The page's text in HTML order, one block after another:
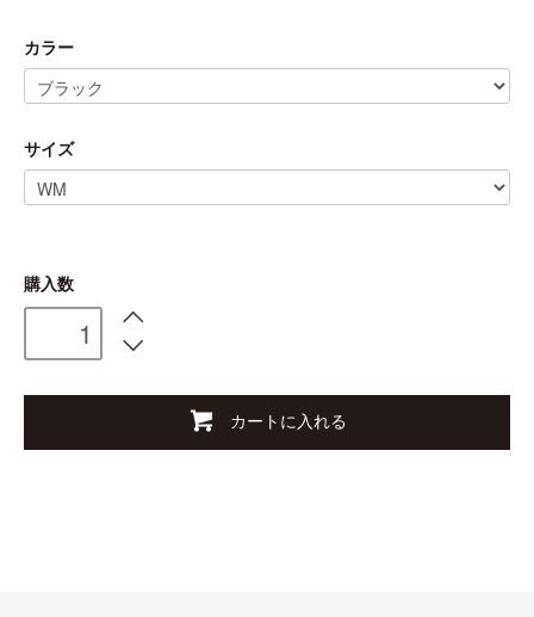
カラー
サイズ
購入数
カートに入れる